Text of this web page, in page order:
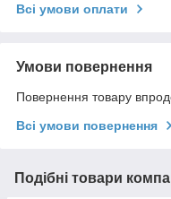
Всі умови оплати
Умови повернення
Повернення товару
Всі умови повернення
Подібні товари